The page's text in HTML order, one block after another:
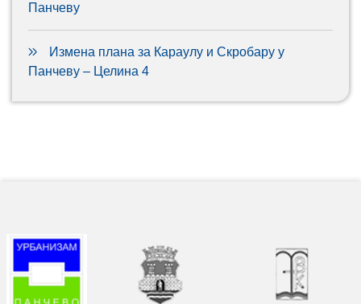
Панчеву
Измена плана за Караулу и Скробару у
Панчеву – Целина 4